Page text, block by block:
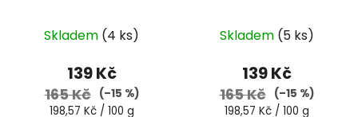
Skladem (4 ks)
139 Kč
165 Kč
(–15 %)
Měrná
198,57 Kč / 100 g
hodnocení
produktu
je
5,0
Skladem (5 ks)
139 Kč
165 Kč
(–15 %)
Měrná
198,57 Kč / 100 g